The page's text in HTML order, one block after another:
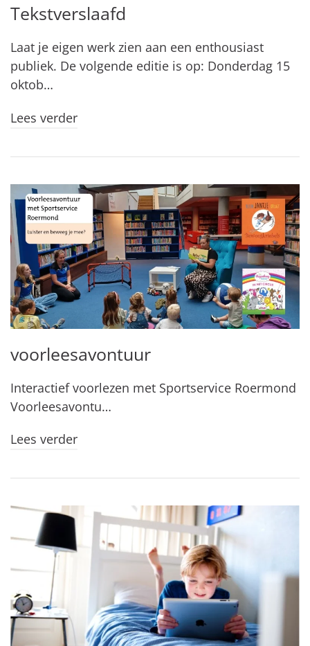
Tekstverslaafd
Laat je eigen werk zien aan een enthousiast
publiek. De volgende editie is op: Donderdag 15
oktob…
Lees verder
voorleesavontuur
Interactief voorlezen met Sportservice Roermond
Voorleesavontu…
Lees verder